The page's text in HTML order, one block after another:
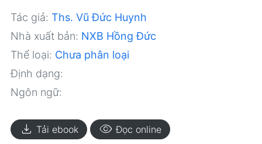
Tác giả: Ths. Vũ Đức Huynh
Nhà xuất bản: NXB Hồng Đức
Thể loại: Chưa phân loại
Định dạng:
Ngôn ngữ:
download Tải ebook visibility Đọc online